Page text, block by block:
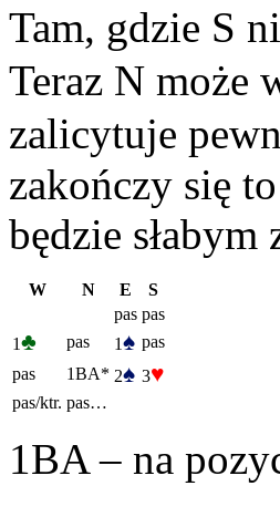
Tam, gdzie S
Teraz N może
zalicytuje
zakończy się
będzie
W N E
S
pas pas
1♣ pas 1♠ pas
pas
1BA* 2♠ 3♥
pas/ktr. pas…
1BA – na